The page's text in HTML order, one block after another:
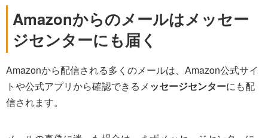
Amazonからのメールはメッセー
ジセンターにも届く
Amazonから配信される多くのメールは、Amazon公式サイ
トや公式アプリから確認できるメ ッセージセンターにも配
信されます。